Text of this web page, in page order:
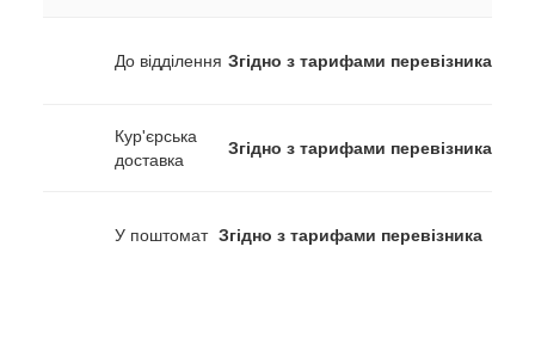
До відділення Згідно з тарифами перевізника
Кур'єрська
доставка
Згідно з тарифами перевізника
У поштомат Згідно з тарифами перевізника